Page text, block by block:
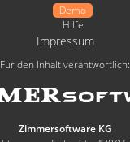
Demo
Hilfe
Impressum
Für den Inhalt verantwortlich:
Zimmersoftware KG